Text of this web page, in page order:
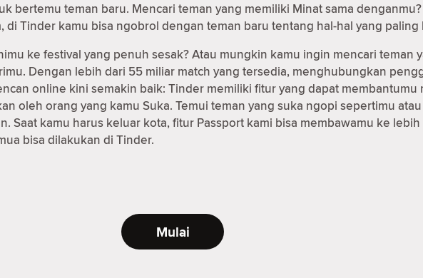
bertemu teman baru. Mencari teman yang memiliki Minat sama
di Tinder kamu bisa ngobrol dengan teman baru tentang hal-hal yang paling
ke festival yang penuh sesak? Atau mungkin kamu ingin mencari teman
Dengan lebih dari 55 miliar match yang tersedia, menghubungkan
online kini semakin baik: Tinder memiliki fitur yang dapat membantumu
oleh orang yang kamu Suka. Temui teman yang suka ngopi sepertimu
Saat kamu harus keluar kota, fitur Passport kami bisa membawamu ke lebih
bisa dilakukan di Tinder.
Mulai